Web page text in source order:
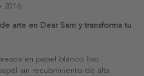
2016
arte en Dear Sam y transforma tu
en papel blanco liso
sin recubrimiento de alta